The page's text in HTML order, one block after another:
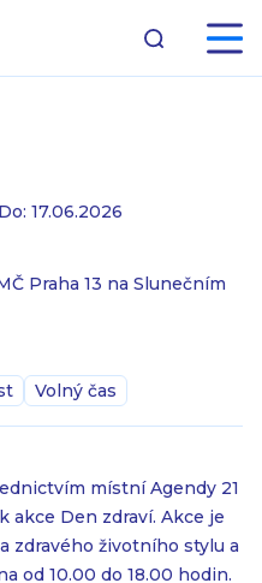
Do: 17.06.2026
Praha 13 na Slunečním
Volný čas
místní Agendy 21
akce Den zdraví. Akce je
zdravého životního stylu a
od 10.00 do 18.00 hodin.